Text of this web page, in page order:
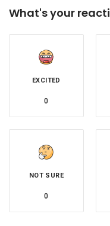
What's your
EXCITED
0
NOT SURE
0